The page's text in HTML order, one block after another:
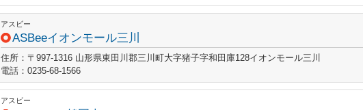
アスビー
ASBeeイオンモール三川
住所：〒997-1316 山形県東田川郡三川町大字猪子字和田庫128イオンモール三川
電話：0235-68-1566
アスビー